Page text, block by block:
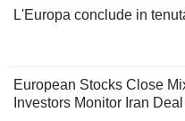
L'Europa conclude in
European Stocks Close
Investors Monitor Iran